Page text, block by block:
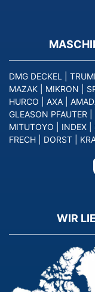
DMG DECKEL
MAZAK
MIKRON
HURCO
AXA
GLEASON PFAUTER
MITUTOYO
INDEX
FRECH
DORST
WIR